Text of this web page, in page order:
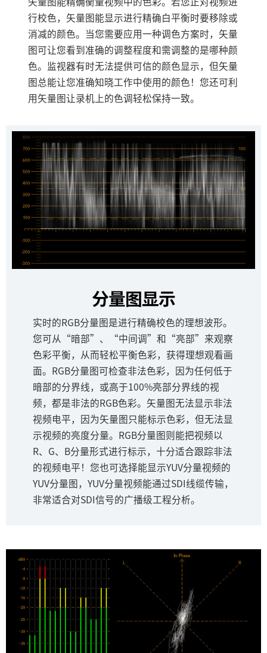
行校色，矢量图能显示进行精确白平衡时要移除或
消减的颜色。当您需要应用一种调色方案时，矢量
图可让您看到准确的调整程度和需调整的是哪种颜
色。监视器有时无法提供可信的颜色显示，但矢量
图总能让您准确知晓工作中使用的颜色！您还可利
用矢量图让录机上的色调轻松保持一致。
分量图显示
实时的RGB分量图是进行精确校色的理想波形。
您可从“暗部”、“中间调”和“亮部”来观察
色彩平衡，从而轻松平衡色彩，获得理想观看画
面。RGB分量图可检查非法色彩，因为任何低于
暗部的分界线，或高于100%亮部分界线的视
频，都是非法的RGB色彩。矢量图无法显示非法
视频电平，因为矢量图只能标示色彩，但无法显
示视频的亮度分量。RGB分量图则能把视频以
R、G、B分量形式进行标示，十分适合跟踪非法
的视频电平！您也可选择能显示YUV分量视频的
YUV分量图，YUV分量视频能通过SDI线缆传输，
非常适合对SDI信号的广播级工程分析。